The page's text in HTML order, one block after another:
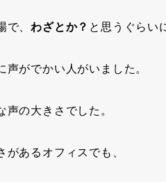
で、わざとか？ と思うぐらい
声がでかい人 がいました。
声の大きさでした。
があるオフィスでも、